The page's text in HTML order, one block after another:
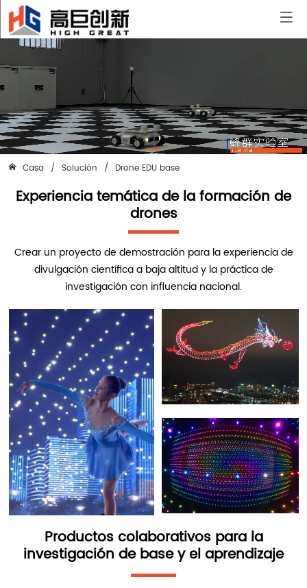
Casa / Solución / Drone EDU base
Experiencia temática de la formación de
drones
Crear un proyecto de demostración para la experiencia de
divulgación científica a baja altitud y la práctica de
investigación con influencia nacional.
Productos colaborativos para la
investigación de base y el aprendizaje